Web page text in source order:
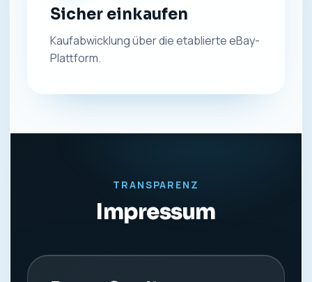
Sicher einkaufen
Kaufabwicklung über die etablierte eBay-
Plattform.
TRANSPARENZ
Impressum